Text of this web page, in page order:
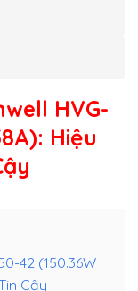
HVG-
: Hiệu
42 (150.36W
Cậy